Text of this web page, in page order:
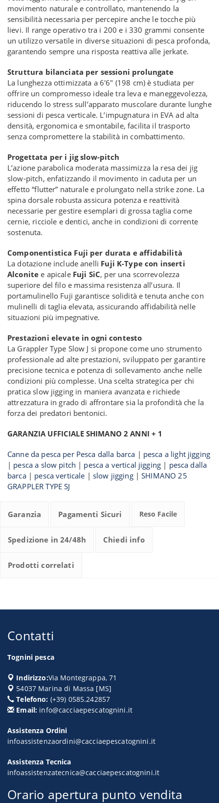
movimento naturale e controllato, mantenendo la
sensibilità necessaria per percepire anche le tocche più
lievi. Il range operativo tra i 200 e i 330 grammi consente
un utilizzo versatile in diverse situazioni di pesca profonda,
garantendo sempre una risposta reattiva alle jerkate.
Struttura bilanciata per sessioni prolungate
La lunghezza ottimizzata a 6'6" (198 cm) è studiata per
offrire un compromesso ideale tra leva e maneggevolezza,
riducendo lo stress sull’apparato muscolare durante lunghe
sessioni di pesca verticale. L’impugnatura in EVA ad alta
densità, ergonomica e smontabile, facilita il trasporto
senza compromettere la stabilità in combattimento.
Progettata per i jig slow-pitch
L’azione parabolica moderata massimizza la resa dei jig
slow-pitch, enfatizzando il movimento in caduta per un
effetto “flutter” naturale e prolungato nella strike zone. La
spina dorsale robusta assicura potenza e reattività
necessarie per gestire esemplari di grossa taglia come
cernie, ricciole e dentici, anche in condizioni di corrente
sostenuta.
Componentistica Fuji per durata e affidabilità
La dotazione include anelli Fuji K-Type con inserti
Alconite e apicale Fuji SiC, per una scorrevolezza
superiore del filo e massima resistenza all’usura. Il
portamulinello Fuji garantisce solidità e tenuta anche con
mulinelli di taglia elevata, assicurando affidabilità nelle
situazioni più impegnative.
Prestazioni elevate in ogni contesto
La Grappler Type Slow J si propone come uno strumento
professionale ad alte prestazioni, sviluppato per garantire
precisione tecnica e potenza di sollevamento anche nelle
condizioni più complesse. Una scelta strategica per chi
pratica slow jigging in maniera avanzata e richiede
attrezzatura in grado di affrontare sia la profondità che la
forza dei predatori bentonici.
GARANZIA UFFICIALE SHIMANO 2 ANNI + 1
Canne da pesca per Pesca dalla barca | pesca a light jigging
| pesca a slow pitch | pesca a vertical jigging | pesca dalla
barca| pesca verticale | slow jigging|SHIMANO 25
GRAPPLER TYPE SJ
Garanzia Pagamenti Sicuri Reso Facile
Spedizione in 24/48h Chiedi info
Prodotti correlati
Contatti
Tognini pesca
Indirizzo:Via Montegrappa, 71
54037 Marina di Massa [MS]
Telefono: (+39) 0585.242857
Email: info@cacciaepescatognini.it
Assistenza Ordini
infoassistenzaordini@cacciaepescatognini.it
Assistenza Tecnica
infoassistenzatecnica@cacciaepescatognini.it
Orario apertura punto vendita